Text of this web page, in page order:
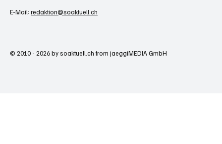
E-Mail: redaktion@soaktuell.ch
© 2010 - 2026 by soaktuell.ch from jaeggiMEDIA GmbH